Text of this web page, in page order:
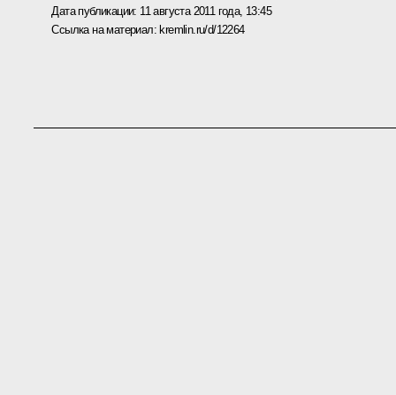
Дата публикации: 11 августа 2011 года, 13:45
Ссылка на материал: kremlin.ru/d/12264